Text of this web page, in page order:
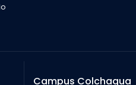
Campus Colchagua